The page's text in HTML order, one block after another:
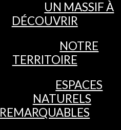
Webcams
UN MASSIF À
DÉCOUVRIR
NOTRE
TERRITOIRE
ESPACES
NATURELS
REMARQUABLES